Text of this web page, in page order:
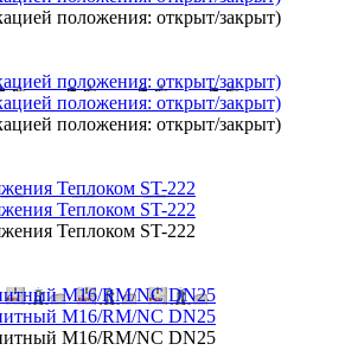
положения: открыт/закрыт)
положения: открыт/закрыт)
положения: открыт/закрыт)
положения: открыт/закрыт)
Теплоком ST-222
Теплоком ST-222
Теплоком ST-222
M16/RM/NC DN25
M16/RM/NC DN25
M16/RM/NC DN25